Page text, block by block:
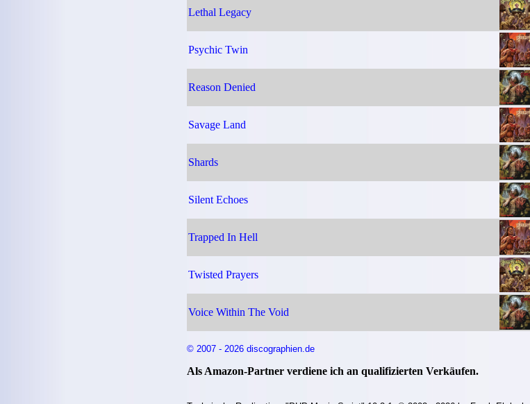
Lethal Legacy
Psychic Twin
Reason Denied
Savage Land
Shards
Silent Echoes
Trapped In Hell
Twisted Prayers
Voice Within The Void
© 2007 - 2026 discographien.de
Als Amazon-Partner verdiene ich an qualifizierten Verkäufen.